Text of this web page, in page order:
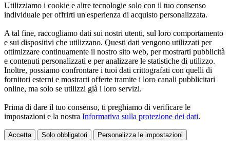
Utilizziamo i cookie e altre tecnologie solo con il tuo consenso
individuale per offrirti un'esperienza di acquisto personalizzata.
A tal fine, raccogliamo dati sui nostri utenti, sul loro comportamento
e sui dispositivi che utilizzano. Questi dati vengono utilizzati per
ottimizzare continuamente il nostro sito web, per mostrarti pubblicità
e contenuti personalizzati e per analizzare le statistiche di utilizzo.
Inoltre, possiamo confrontare i tuoi dati crittografati con quelli di
fornitori esterni e mostrarti offerte tramite i loro canali pubblicitari
online, ma solo se utilizzi già i loro servizi.
Prima di dare il tuo consenso, ti preghiamo di verificare le
impostazioni e la nostra Informativa sulla protezione dei dati.
Accetta Solo obbligatori Personalizza le impostazioni